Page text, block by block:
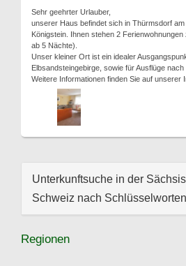
Sehr geehrter Urlauber,
unserer Haus befindet sich in Thürmsdorf
Königstein. Ihnen stehen 2
ab 5 Nächte).
Unser kleiner Ort ist ein idealer
Elbsandsteingebirge, sowie für Ausflüge nach
Weitere Informationen finden Sie auf unserer
Unterkunftsuche in der
Schweiz nach Schlüsselworten
Regionen